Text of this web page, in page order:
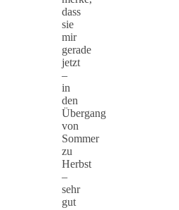
dass
sie
mir
gerade
jetzt
–
in
den
Übergang
von
Sommer
zu
Herbst
–
sehr
gut